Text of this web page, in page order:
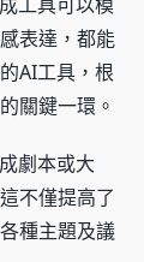
表達，都能
AI工具，根
關鍵一環。
劇本或大
不僅提高了
種主題及議